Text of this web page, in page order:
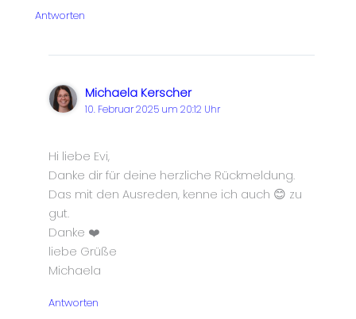
Antworten
Michaela Kerscher
10. Februar 2025 um 20:12 Uhr
Hi liebe Evi,
Danke dir für deine herzliche Rückmeldung.
Das mit den Ausreden, kenne ich auch 😊 zu
gut.
Danke ❤️
liebe Grüße
Michaela
Antworten